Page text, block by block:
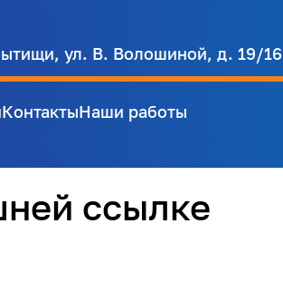
ул. В. Волошиной, д. 19/16
КонтактыНаши работы
ссылке